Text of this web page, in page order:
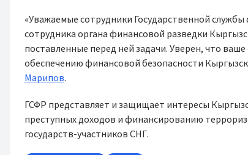
«Уважаемые сотрудники Государственной
сотрудника органа финансовой разведки
поставленные перед ней задачи. Уверен, что
обеспечению финансовой безопасности
Марипов.
ГСФР представляет и защищает интересы
преступных доходов и финансированию
государств-участников СНГ.